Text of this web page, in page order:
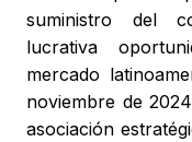
suministro del
lucrativa
mercado
noviembre de
asociación